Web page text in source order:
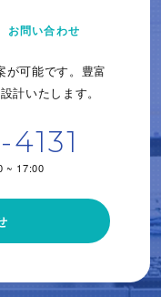
お問い合わせ
可能です。 豊富
計いたします。
~ 17:00